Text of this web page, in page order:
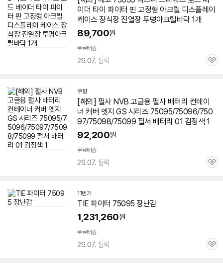
이더 타이 파이터 핀 고정형 아크릴 디스플레이
케이스 장식장 진열장 투명아크릴바닥 1개
89,700원
무료배송
26.07. 등록
관
쿠팡
[해외] 펄사 NVB 고글용 펄사 배터리 컨테이
너 커버 엣지 GS 시리즈 75095/75096/750
97/75098/75099 펄서 배터리 01 검정색 1
92,200원
무료배송
26.07. 등록
관
11번가
TIE 파이터 75095 장난감
1,231,260원
무료배송
26.07. 등록
관